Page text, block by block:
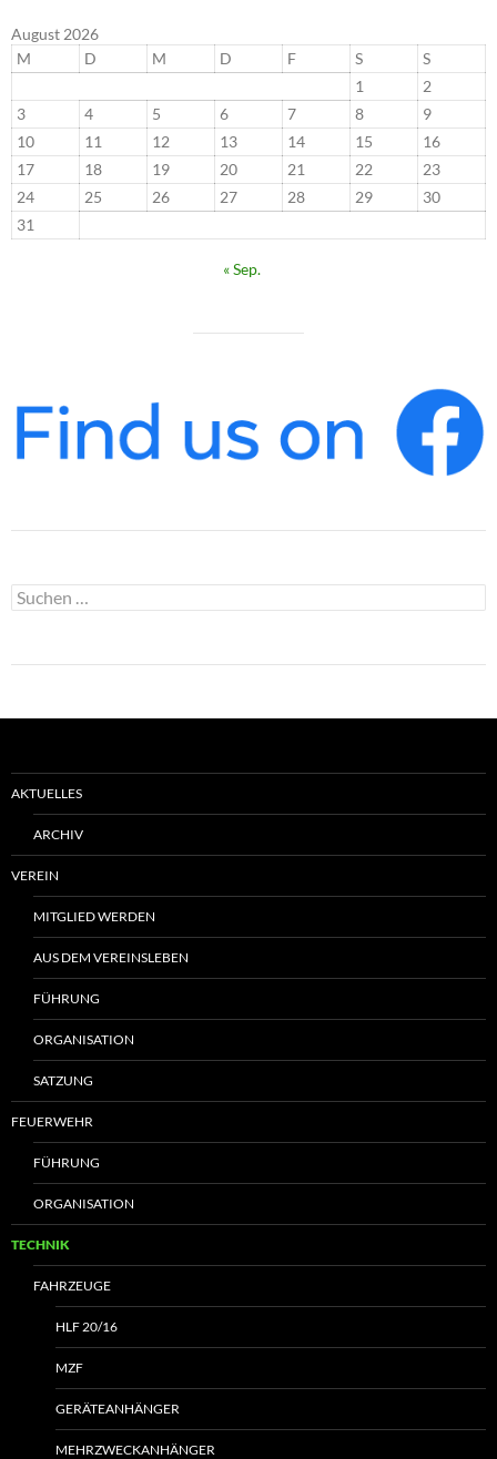
August 2026
M
D M D F S
S
1
2
3
4 5 6 7 8
9
10
11 12 13 14 15
16
17
18 19 20 21 22
23
24
25 26 27 28 29
30
31
« Sep.
Suchen
nach:
AKTUELLES
ARCHIV
VEREIN
MITGLIED WERDEN
AUS DEM VEREINSLEBEN
FÜHRUNG
ORGANISATION
SATZUNG
FEUERWEHR
FÜHRUNG
ORGANISATION
TECHNIK
FAHRZEUGE
HLF 20/16
MZF
GERÄTEANHÄNGER
MEHRZWECKANHÄNGER